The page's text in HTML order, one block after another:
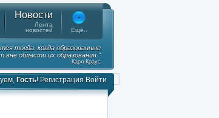
Новости
Лента
новостей
Ещё..
тогда, когда образованные
области их образования."
Карл Краус
Гость! Регистрация Войти